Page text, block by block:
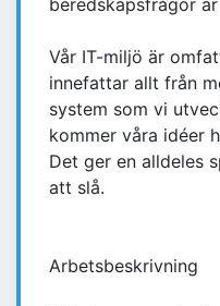
beredskapsfrågor
Vår IT-miljö är
innefattar allt från
system som vi
kommer våra idéer
Det ger en alldeles
att slå.
Arbetsbeskrivning